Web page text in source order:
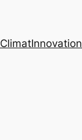
ClimatInnovation